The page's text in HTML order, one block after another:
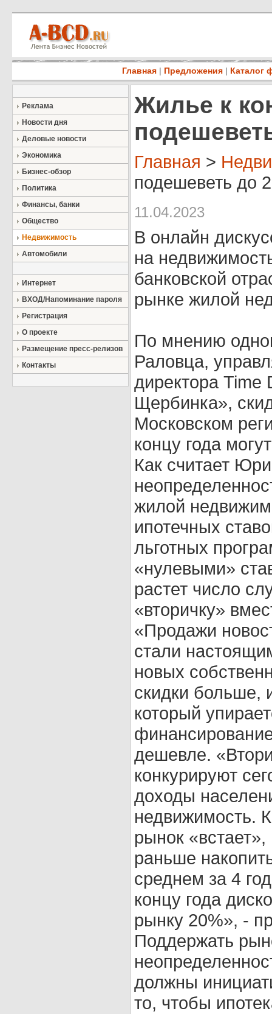
Главная | Предложения | Каталог
Реклама
Новости дня
Деловые новости
Экономика
Бизнес-обзор
Политика
Финансы, банки
Общество
Недвижимость
Автомобили
Интернет
ВХОД/Напоминание пароля
Регистрация
О проекте
Размещение пресс-релизов
Контакты
Жилье к
Главная >
подешеветь до
11.04.2023
В онлайн
на
банковской
рынке жилой
По мнению
Раловца,
директора
Щербинка»,
Московском
концу года
Как считает
жилой
ипотечных
льготных
«нулевыми»
растет число
«вторичку»
«Продажи
стали
новых
скидки больше,
который
дешевле.
конкурируют
доходы
недвижимость.
рынок
раньше
среднем за 4
концу года
рынку 20%», -
Поддержать
должны
то, чтобы